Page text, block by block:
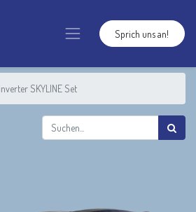
Sprich uns an!
SKYLINE Set